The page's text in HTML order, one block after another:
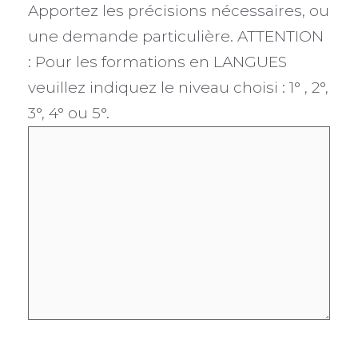
Apportez les précisions nécessaires, ou
une demande particulière. ATTENTION
: Pour les formations en LANGUES
veuillez indiquez le niveau choisi : 1° , 2°,
3°, 4° ou 5°.